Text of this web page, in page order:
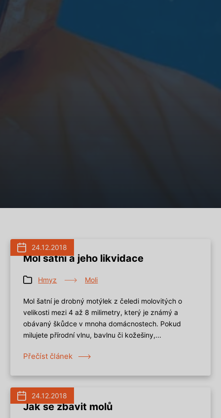
24.12.2018
Mol šatní a jeho likvidace
Hmyz Moli
Mol šatní je drobný motýlek z čeledi molovitých o
velikosti mezi 4 až 8 milimetry, který je známý a
obávaný škůdce v mnoha domácnostech. Pokud
milujete přírodní vlnu, bavlnu či kožešiny,...
Přečíst článek
24.12.2018
Jak se zbavit molů